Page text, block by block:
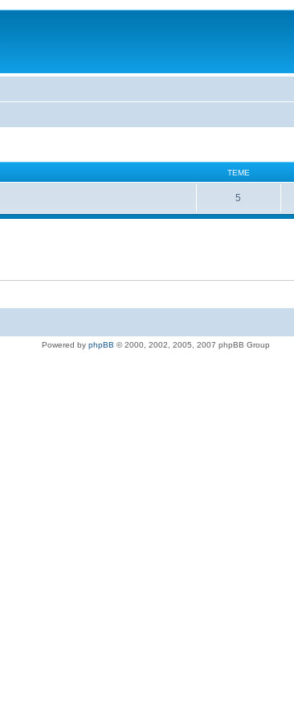
TEME
5
Powered by phpBB © 2000, 2002, 2005, 2007 phpBB Group